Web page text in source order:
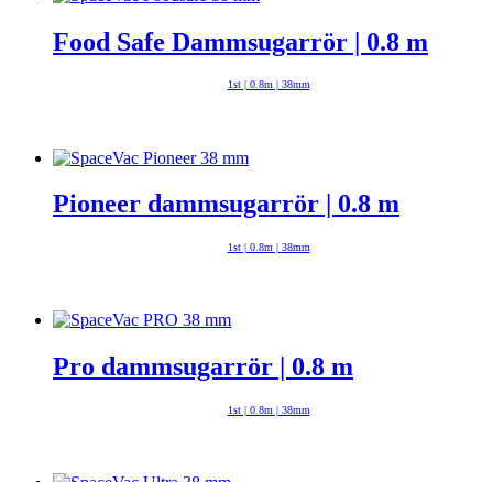
Food Safe Dammsugarrör | 0.8 m
1st | 0.8m | 38mm
Pioneer dammsugarrör | 0.8 m
1st | 0.8m | 38mm
Pro dammsugarrör | 0.8 m
1st | 0.8m | 38mm